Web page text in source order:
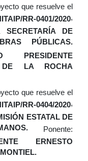
que resuelve el
RR-0401/2020,
SECRETARÍA DE
PÚBLICAS.
PRESIDENTE
DE LA ROCHA
que resuelve el
RR-0404/2020,
ESTATAL DE
Ponente:
ERNESTO